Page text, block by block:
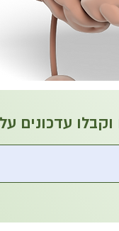
וקבלו עדכונים